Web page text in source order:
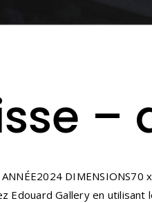
–
DIMENSIONS70
Gallery en utilisant